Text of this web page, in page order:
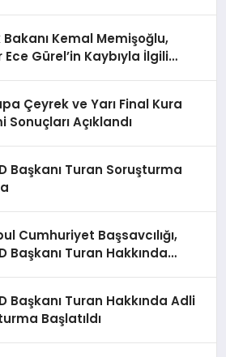
Bakanı Kemal Memişoğlu,
Ece Gürel’in Kaybıyla İlgili
Çeyrek ve Yarı Final Kura
Sonuçları Açıklandı
Başkanı Turan Soruşturma
Cumhuriyet Başsavcılığı,
Başkanı Turan Hakkında
Başkanı Turan Hakkında Adli
Başlatıldı